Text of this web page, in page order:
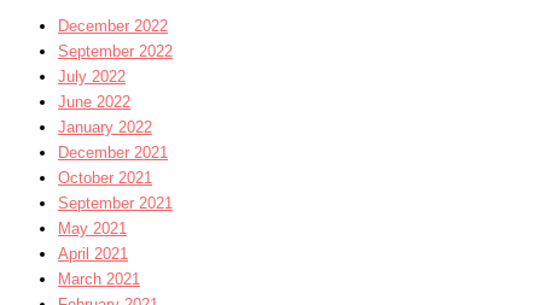
December 2022
September 2022
July 2022
June 2022
January 2022
December 2021
October 2021
September 2021
May 2021
April 2021
March 2021